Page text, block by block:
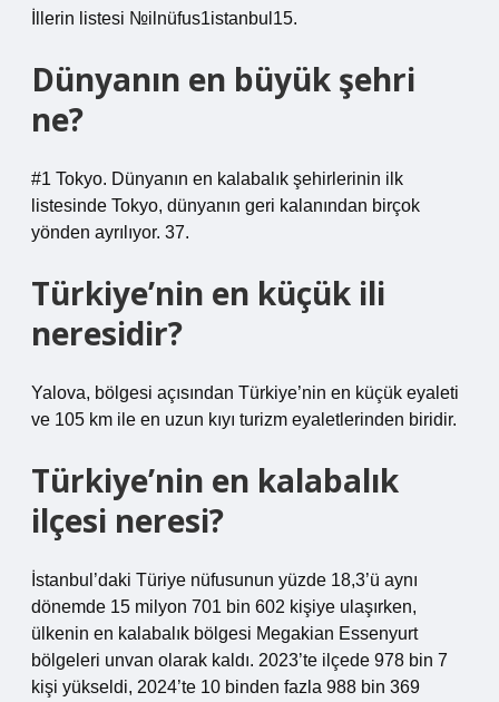
İllerin listesi №ilnüfus1istanbul15.
Dünyanın en büyük şehri
ne?
#1 Tokyo. Dünyanın en kalabalık şehirlerinin ilk
listesinde Tokyo, dünyanın geri kalanından birçok
yönden ayrılıyor. 37.
Türkiye’nin en küçük ili
neresidir?
Yalova, bölgesi açısından Türkiye’nin en küçük eyaleti
ve 105 km ile en uzun kıyı turizm eyaletlerinden biridir.
Türkiye’nin en kalabalık
ilçesi neresi?
İstanbul’daki Türiye nüfusunun yüzde 18,3’ü aynı
dönemde 15 milyon 701 bin 602 kişiye ulaşırken,
ülkenin en kalabalık bölgesi Megakian Essenyurt
bölgeleri unvan olarak kaldı. 2023’te ilçede 978 bin 7
kişi yükseldi, 2024’te 10 binden fazla 988 bin 369